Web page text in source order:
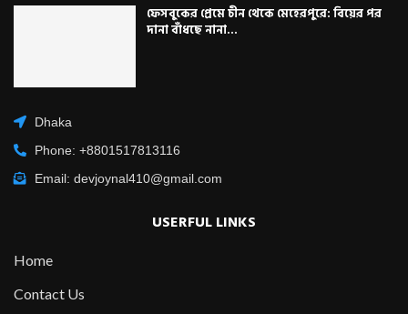
ফেসবুকের প্রেমে চীন থেকে মেহেরপুরে: বিয়ের পর
দানা বাঁধছে নানা...
Dhaka
Phone: +8801517813116
Email: devjoynal410@gmail.com
USERFUL LINKS
Home
Contact Us